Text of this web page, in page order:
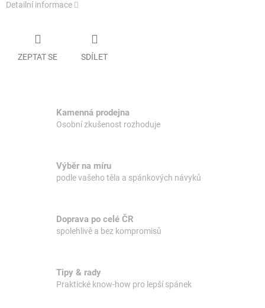
Detailní informace
ZEPTAT SE SDÍLET
Kamenná prodejna
Osobní zkušenost rozhoduje
Výběr na míru
podle vašeho těla a spánkových návyků
Doprava po celé ČR
spolehlivě a bez kompromisů
Tipy & rady
Praktické know-how pro lepší spánek